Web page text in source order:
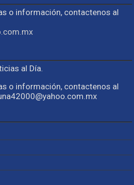
o información, contactenos al
al Día.
o información, contactenos al